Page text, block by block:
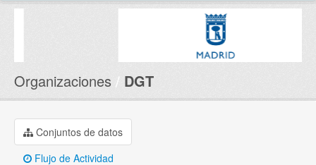
Conjuntos de datos
Organizaciones DGT
Conjuntos de datos
Flujo de Actividad